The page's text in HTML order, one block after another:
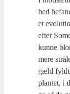
hed
et
efter
kun­ne
mere
gæld
plan­tet, i